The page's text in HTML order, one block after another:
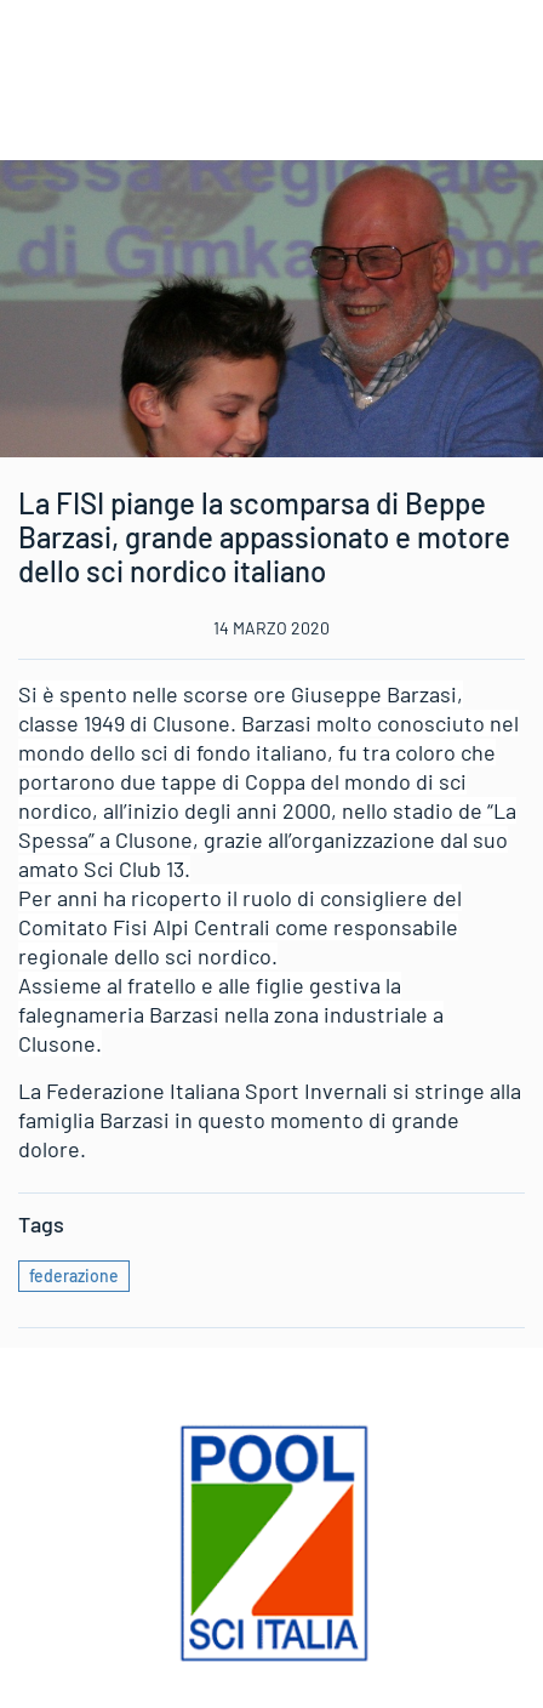
La FISI piange la scomparsa di Beppe
Barzasi, grande appassionato e motore
dello sci nordico italiano
14 MARZO 2020
Si è spento nelle scorse ore Giuseppe Barzasi,
classe 1949 di Clusone. Barzasi molto conosciuto nel
mondo dello sci di fondo italiano, fu tra coloro che
portarono due tappe di Coppa del mondo di sci
nordico, all’inizio degli anni 2000, nello stadio de “La
Spessa” a Clusone, grazie all’organizzazione dal suo
amato Sci Club 13.
Per anni ha ricoperto il ruolo di consigliere del
Comitato Fisi Alpi Centrali come responsabile
regionale dello sci nordico.
Assieme al fratello e alle figlie gestiva la
falegnameria Barzasi nella zona industriale a
Clusone.
La Federazione Italiana Sport Invernali si stringe alla
famiglia Barzasi in questo momento di grande
dolore.
Tags
federazione